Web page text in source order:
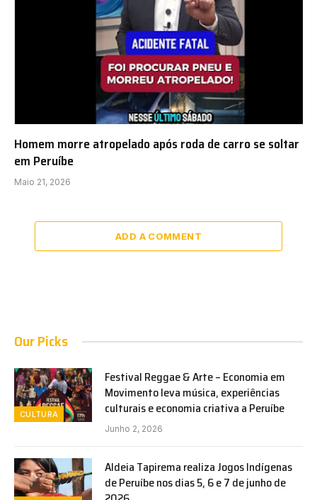
Homem morre atropelado após roda de carro se soltar
em Peruíbe
Maio 21, 2026
ADD A COMMENT
Our Picks
CULTURA
Festival Reggae & Arte – Economia em
Movimento leva música, experiências
culturais e economia criativa a Peruíbe
Junho 2, 2026
Aldeia Tapirema realiza Jogos Indígenas
de Peruíbe nos dias 5, 6 e 7 de junho de